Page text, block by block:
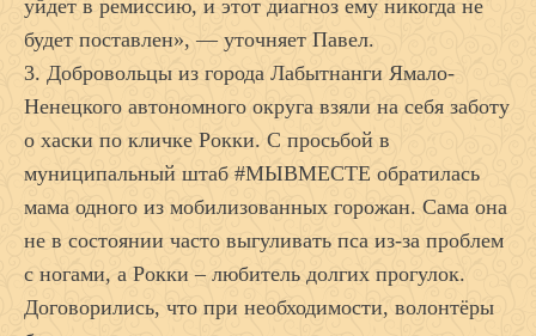
уйдет в ремиссию, и этот диагноз ему никогда не
будет поставлен», — уточняет Павел.
3. Добровольцы из города Лабытнанги Ямало-
Ненецкого автономного округа взяли на себя заботу
о хаски по кличке Рокки. С просьбой в
муниципальный штаб #МЫВМЕСТЕ обратилась
мама одного из мобилизованных горожан. Сама она
не в состоянии часто выгуливать пса из-за проблем
с ногами, а Рокки – любитель долгих прогулок.
Договорились, что при необходимости, волонтёры